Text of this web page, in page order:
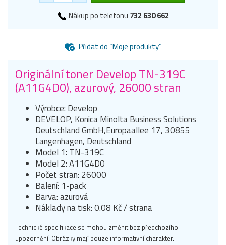
Nákup po telefonu 732 630 662
Přidat do “Moje produkty”
Originální toner Develop TN-319C
(A11G4D0), azurový, 26000 stran
Výrobce: Develop
DEVELOP, Konica Minolta Business Solutions
Deutschland GmbH,Europaallee 17, 30855
Langenhagen, Deutschland
Model 1: TN-319C
Model 2: A11G4D0
Počet stran: 26000
Balení: 1-pack
Barva: azurová
Náklady na tisk: 0.08 Kč / strana
Technické specifikace se mohou změnit bez předchozího
upozornění. Obrázky mají pouze informativní charakter.